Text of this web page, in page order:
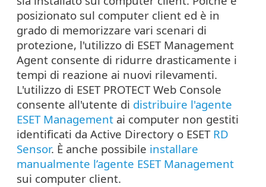
posizionato sul computer client ed è in
grado di memorizzare vari scenari di
protezione, l'utilizzo di ESET Management
Agent consente di ridurre drasticamente i
tempi di reazione ai nuovi rilevamenti.
L'utilizzo di ESET PROTECT Web Console
consente all'utente di distribuire l'agente
ESET Management ai computer non gestiti
identificati da Active Directory o ESET RD
Sensor. È anche possibile installare
manualmente l’agente ESET Management
sui computer client.